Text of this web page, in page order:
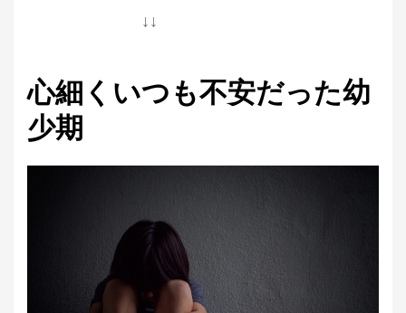
↓↓
心細くいつも不安だった幼
少期